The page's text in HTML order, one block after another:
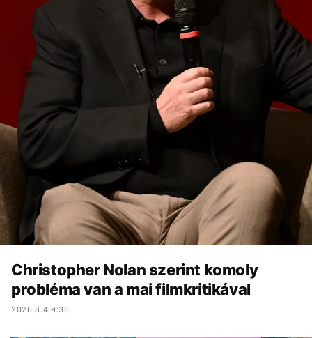
Christopher Nolan szerint komoly
probléma van a mai filmkritikával
2026.8.4 9:36